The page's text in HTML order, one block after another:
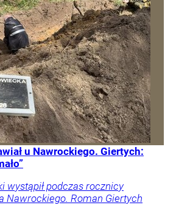
u Nawrockiego. Giertych:
wystąpił podczas rocznicy
Nawrockiego. Roman Giertych